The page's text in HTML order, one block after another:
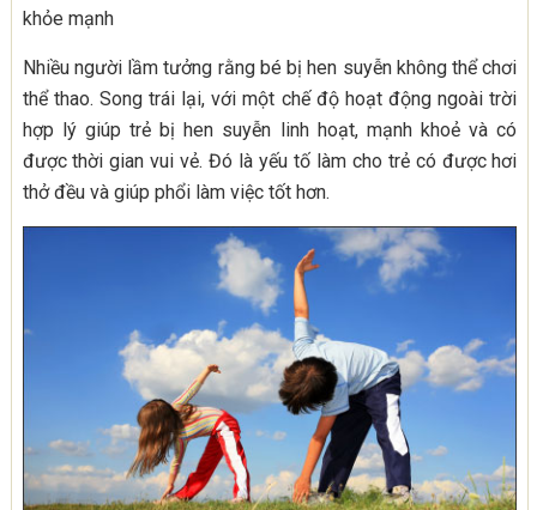
khỏe mạnh
Nhiều người lầm tưởng rằng bé bị hen suyễn không thể chơi
thể thao. Song trái lại, với một chế độ hoạt động ngoài trời
hợp lý giúp trẻ bị hen suyễn linh hoạt, mạnh khoẻ và có
được thời gian vui vẻ. Đó là yếu tố làm cho trẻ có được hơi
thở đều và giúp phổi làm việc tốt hơn.